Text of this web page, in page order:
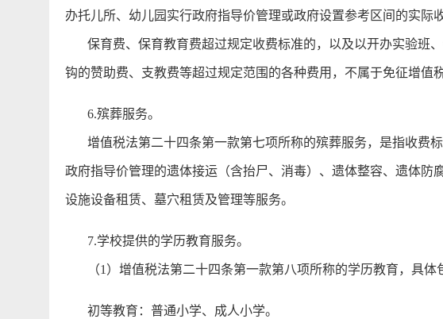
办托儿所、幼儿园实行政府指导价管理或政府设置参考区间的实际
保育费、保育教育费超过规定收费标准的，以及以开办实验班
钩的赞助费、支教费等超过规定范围的各种费用，不属于免征增值
6.殡葬服务。
增值税法第二十四条第一款第七项所称的殡葬服务，是指收费
政府指导价管理的遗体接运（含抬尸、消毒）、遗体整容、遗体防
设施设备租赁、墓穴租赁及管理等服务。
7.学校提供的学历教育服务。
（1）增值税法第二十四条第一款第八项所称的学历教育，具体
初等教育：普通小学、成人小学。